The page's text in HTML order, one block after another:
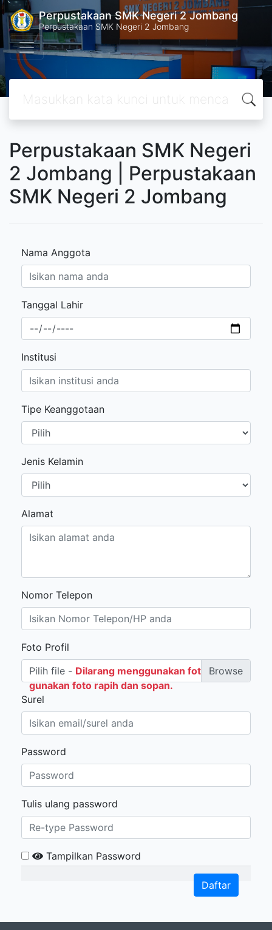
Perpustakaan SMK Negeri 2 Jombang
Perpustakaan SMK Negeri 2 Jombang
Perpustakaan SMK Negeri
2 Jombang | Perpustakaan
SMK Negeri 2 Jombang
Nama Anggota
Tanggal Lahir
Institusi
Tipe Keanggotaan
Jenis Kelamin
Alamat
Nomor Telepon
Foto Profil
Pilih file - Dilarang menggunakan foto selfie,
gunakan foto rapih dan sopan.
Surel
Password
Tulis ulang password
Tampilkan Password
Daftar